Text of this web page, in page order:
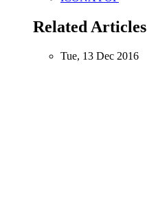
Related Articles
Tue, 13 Dec 2016